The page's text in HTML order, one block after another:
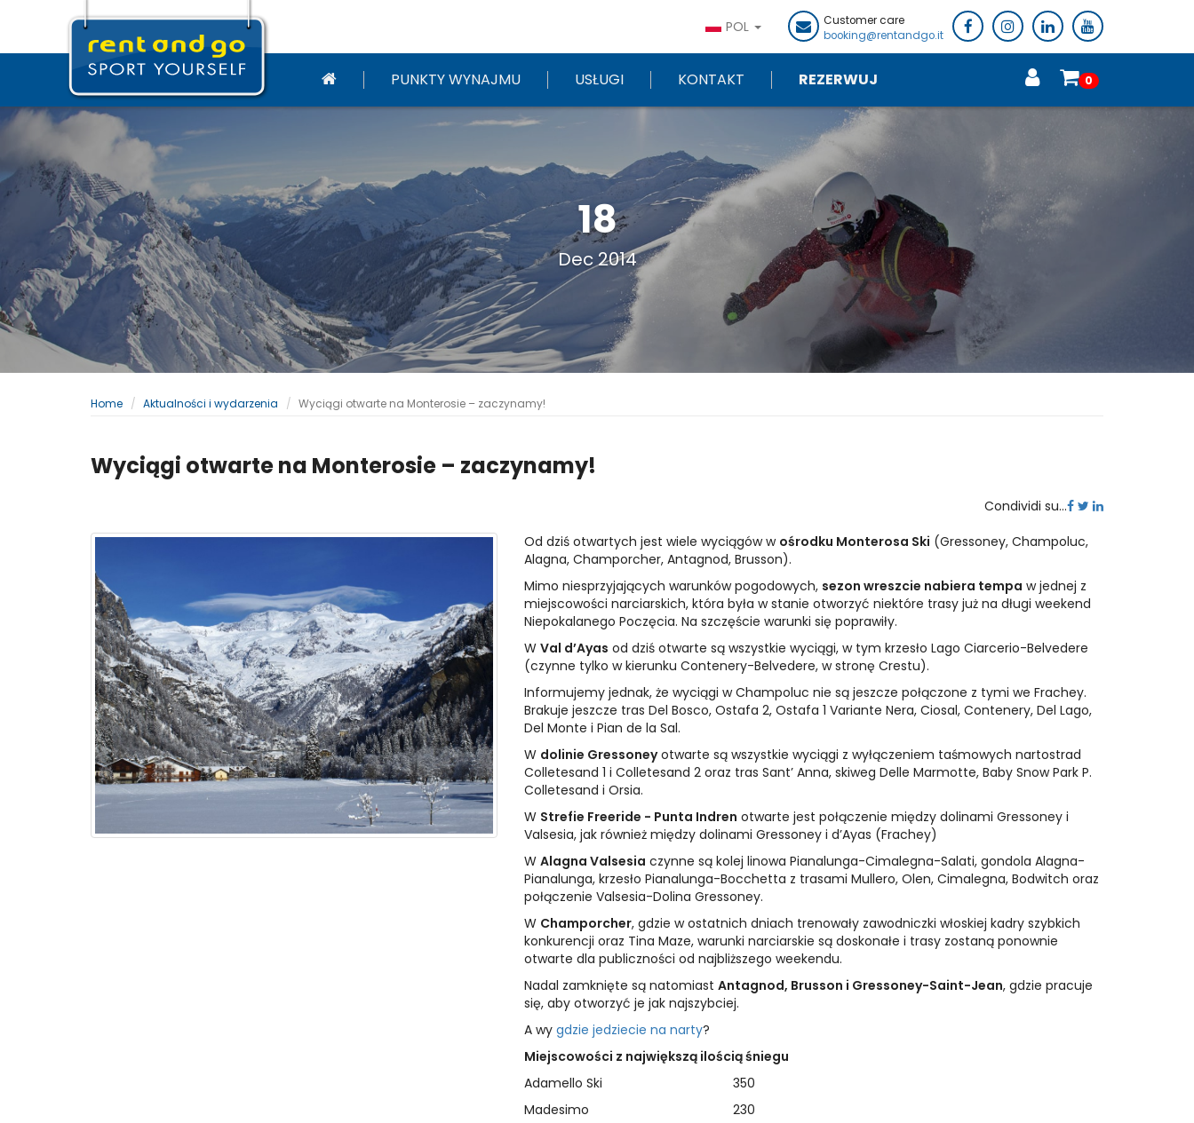
POL
Customer care
booking@rentandgo.it
PUNKTY WYNAJMU USŁUGI KONTAKT REZERWUJ 0
18
Dec 2014
Home Aktualności i wydarzenia Wyciągi otwarte na Monterosie – zaczynamy!
Wyciągi otwarte na Monterosie – zaczynamy!
Condividi su...
Od dziś otwartych jest wiele wyciągów w ośrodku Monterosa Ski (Gressoney, Champoluc,
Alagna, Champorcher, Antagnod, Brusson).
Mimo niesprzyjających warunków pogodowych, sezon wreszcie nabiera tempa w jednej z
miejscowości narciarskich, która była w stanie otworzyć niektóre trasy już na długi weekend
Niepokalanego Poczęcia. Na szczęście warunki się poprawiły.
W Val d’Ayas od dziś otwarte są wszystkie wyciągi, w tym krzesło Lago Ciarcerio-Belvedere
(czynne tylko w kierunku Contenery-Belvedere, w stronę Crestu).
Informujemy jednak, że wyciągi w Champoluc nie są jeszcze połączone z tymi we Frachey.
Brakuje jeszcze tras Del Bosco, Ostafa 2, Ostafa 1 Variante Nera, Ciosal, Contenery, Del Lago,
Del Monte i Pian de la Sal.
W dolinie Gressoneyotwarte są wszystkie wyciągi z wyłączeniem taśmowych nartostrad
Colletesand 1 i Colletesand 2 oraz tras Sant’ Anna, skiweg Delle Marmotte, Baby Snow Park P.
Colletesand i Orsia.
W Strefie Freeride - Punta Indren otwarte jest połączenie między dolinami Gressoney i
Valsesia, jak również między dolinami Gressoney i d’Ayas (Frachey)
W Alagna Valsesia czynne są kolej linowa Pianalunga-Cimalegna-Salati, gondola Alagna-
Pianalunga, krzesło Pianalunga-Bocchetta z trasami Mullero, Olen, Cimalegna, Bodwitch oraz
połączenie Valsesia-Dolina Gressoney.
W Champorcher, gdzie w ostatnich dniach trenowały zawodniczki włoskiej kadry szybkich
konkurencji oraz Tina Maze, warunki narciarskie są doskonałe i trasy zostaną ponownie
otwarte dla publiczności od najbliższego weekendu.
Nadal zamknięte są natomiast Antagnod, Brusson i Gressoney-Saint-Jean, gdzie pracuje
się, aby otworzyć je jak najszybciej.
A wy gdzie jedziecie na narty?
Miejscowości z największą ilością śniegu
Adamello Ski
350
Madesimo
230